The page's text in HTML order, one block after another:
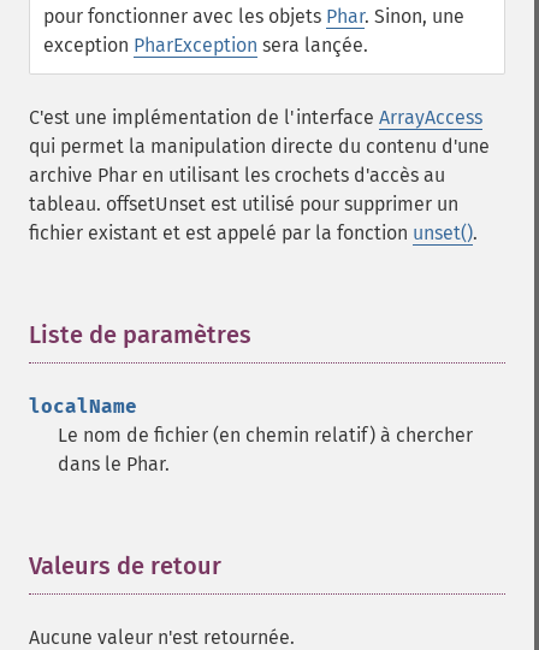
pour fonctionner avec les objets Phar. Sinon, une
exception PharException sera lançée.
C'est une implémentation de l'interface ArrayAccess
qui permet la manipulation directe du contenu d'une
archive Phar en utilisant les crochets d'accès au
tableau. offsetUnset est utilisé pour supprimer un
fichier existant et est appelé par la fonction unset().
Liste de paramètres
localName
Le nom de fichier (en chemin relatif) à chercher
dans le Phar.
Valeurs de retour
Aucune valeur n'est retournée.